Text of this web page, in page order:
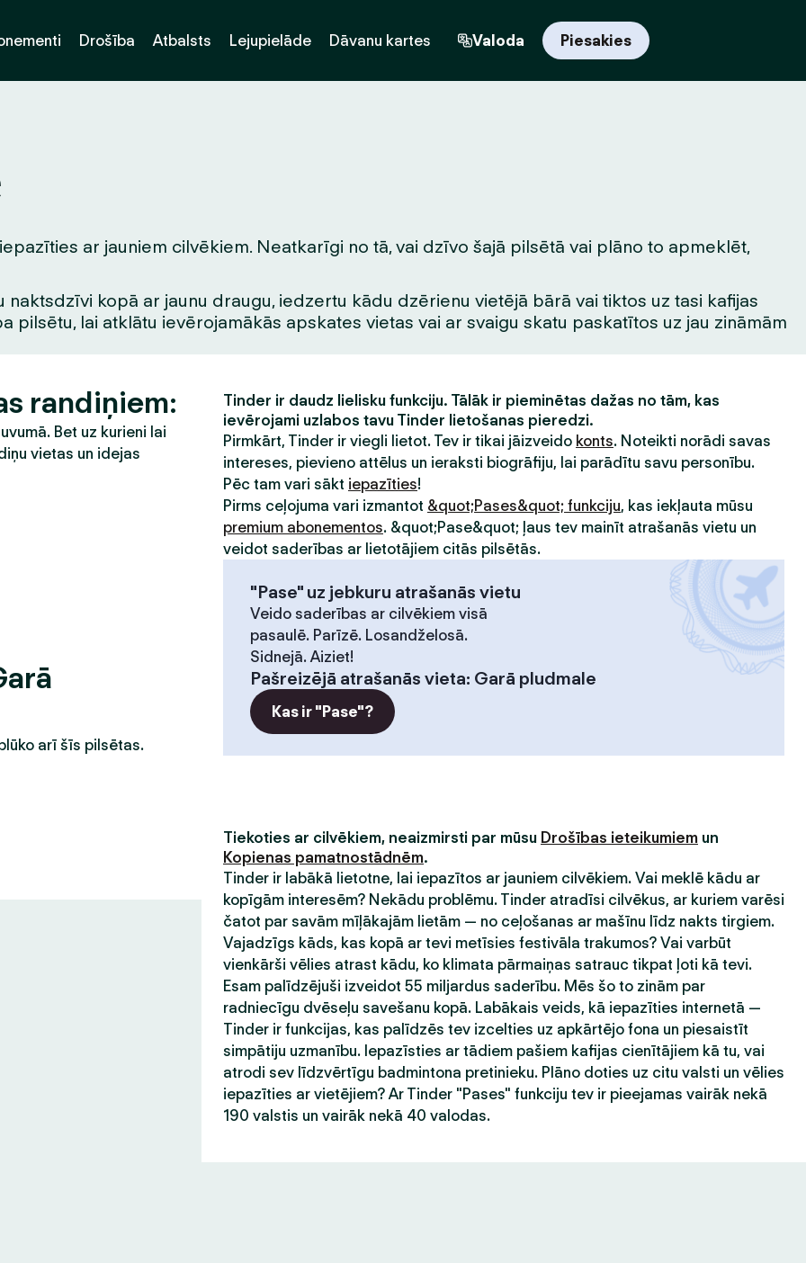
Drošība Atbalsts Lejupielāde Dāvanu kartes Valoda Piesakies
ar jauniem cilvēkiem. Neatkarīgi no tā, vai dzīvo šajā pilsētā vai plāno to apmeklēt,
kopā ar jaunu draugu, iedzertu kādu dzērienu vietējā bārā vai tiktos uz tasi kafijas
pilsētu, lai atklātu ievērojamākās apskates vietas vai ar svaigu skatu paskatītos uz jau zināmām
randiņiem:
Bet uz kurieni lai
vietas un idejas
arī šīs pilsētas.
Tinder ir daudz lielisku funkciju. Tālāk ir pieminētas dažas no tām, kas
ievērojami uzlabos tavu Tinder lietošanas pieredzi.
Pirmkārt, Tinder ir viegli lietot. Tev ir tikai jāizveido konts. Noteikti norādi savas
intereses, pievieno attēlus un ieraksti biogrāfiju, lai parādītu savu personību.
Pēc tam vari sākt iepazīties!
Pirms ceļojuma vari izmantot &quot;Pases&quot; funkciju, kas iekļauta mūsu
premium abonementos. &quot;Pase&quot; ļaus tev mainīt atrašanās vietu un
veidot saderības ar lietotājiem citās pilsētās.
"Pase" uz jebkuru atrašanās vietu
Veido saderības ar cilvēkiem visā
pasaulē. Parīzē. Losandželosā.
Sidnejā. Aiziet!
Pašreizējā atrašanās vieta: Garā pludmale
Kas ir "Pase"?
Tiekoties ar cilvēkiem, neaizmirsti par mūsu Drošības ieteikumiem un
Kopienas pamatnostādnēm.
Tinder ir labākā lietotne, lai iepazītos ar jauniem cilvēkiem. Vai meklē kādu ar
kopīgām interesēm? Nekādu problēmu. Tinder atradīsi cilvēkus, ar kuriem varēsi
čatot par savām mīļākajām lietām — no ceļošanas ar mašīnu līdz nakts tirgiem.
Vajadzīgs kāds, kas kopā ar tevi metīsies festivāla trakumos? Vai varbūt
vienkārši vēlies atrast kādu, ko klimata pārmaiņas satrauc tikpat ļoti kā tevi.
Esam palīdzējuši izveidot 55 miljardus saderību. Mēs šo to zinām par
radniecīgu dvēseļu savešanu kopā. Labākais veids, kā iepazīties internetā —
Tinder ir funkcijas, kas palīdzēs tev izcelties uz apkārtējo fona un piesaistīt
simpātiju uzmanību. Iepazīsties ar tādiem pašiem kafijas cienītājiem kā tu, vai
atrodi sev līdzvērtīgu badmintona pretinieku. Plāno doties uz citu valsti un vēlies
iepazīties ar vietējiem? Ar Tinder "Pases" funkciju tev ir pieejamas vairāk nekā
190 valstis un vairāk nekā 40 valodas.